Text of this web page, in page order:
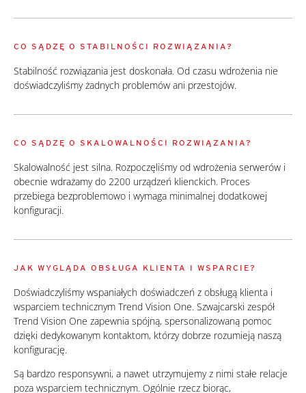
CO SĄDZĘ O STABILNOŚCI ROZWIĄZANIA?
Stabilność rozwiązania jest doskonała. Od czasu wdrożenia nie
doświadczyliśmy żadnych problemów ani przestojów.
CO SĄDZĘ O SKALOWALNOŚCI ROZWIĄZANIA?
Skalowalność jest silna. Rozpoczęliśmy od wdrożenia serwerów i
obecnie wdrażamy do 2200 urządzeń klienckich. Proces
przebiega bezproblemowo i wymaga minimalnej dodatkowej
konfiguracji.
JAK WYGLĄDA OBSŁUGA KLIENTA I WSPARCIE?
Doświadczyliśmy wspaniałych doświadczeń z obsługą klienta i
wsparciem technicznym Trend Vision One. Szwajcarski zespół
Trend Vision One zapewnia spójną, spersonalizowaną pomoc
dzięki dedykowanym kontaktom, którzy dobrze rozumieją naszą
konfigurację.
Są bardzo responsywni, a nawet utrzymujemy z nimi stałe relacje
poza wsparciem technicznym. Ogólnie rzecz biorąc,